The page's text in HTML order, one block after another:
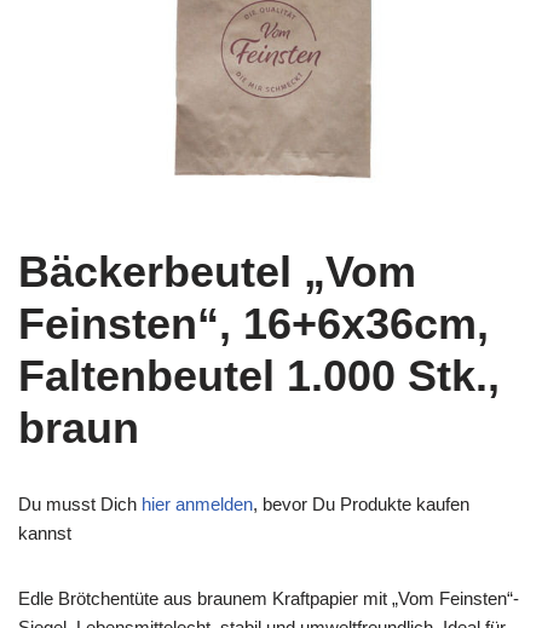
Bäckerbeutel „Vom
Feinsten“, 16+6x36cm,
Faltenbeutel 1.000 Stk.,
braun
Du musst Dich hier anmelden, bevor Du Produkte kaufen
kannst
Edle Brötchentüte aus braunem Kraftpapier mit „Vom Feinsten“-